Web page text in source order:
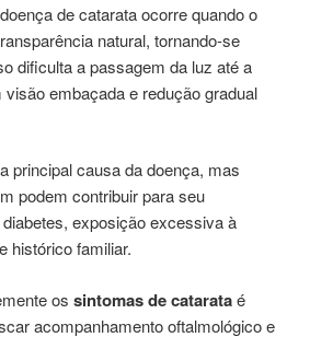
de catarata ocorre quando o
natural, tornando-se
dificulta a passagem da luz até a
visão embaçada e redução gradual
principal causa da doença, mas
podem contribuir para seu
exposição excessiva à
histórico familiar.
os sintomas de catarataé
acompanhamento oftalmológico e